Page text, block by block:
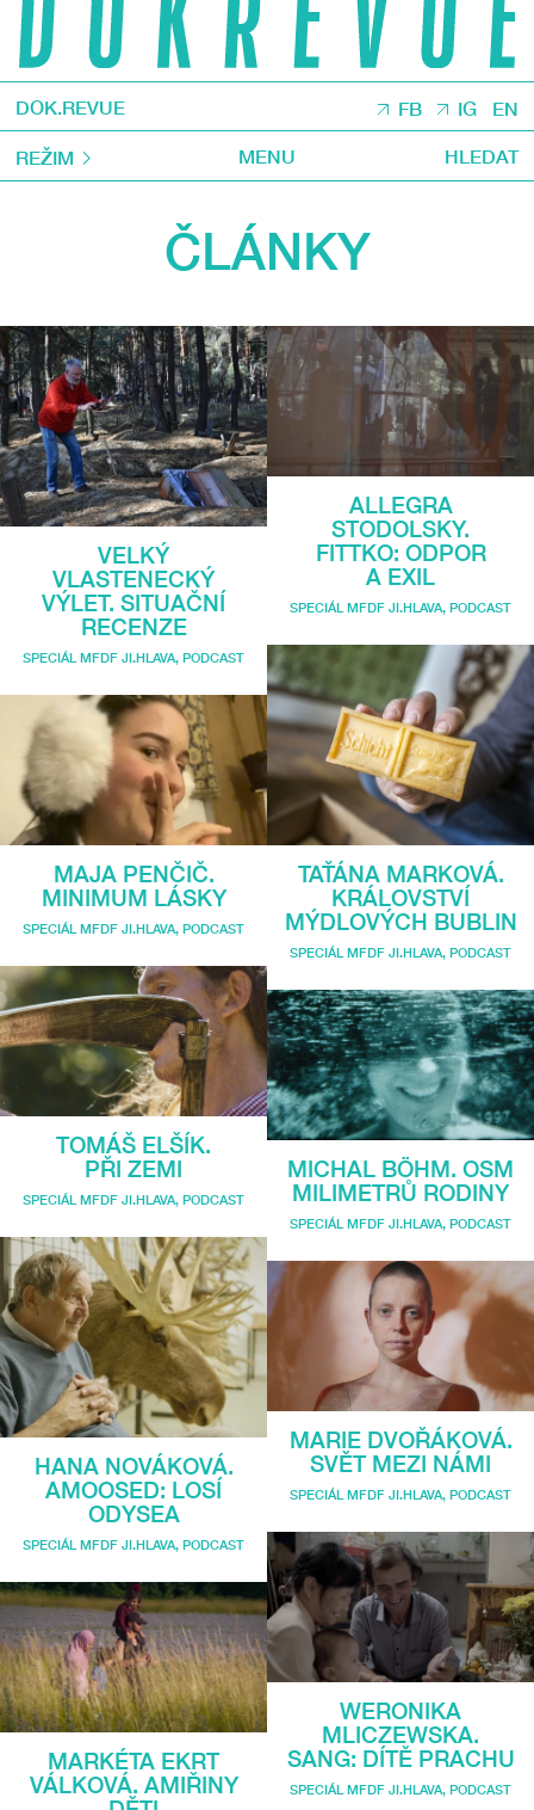
DOK.REVUE FB IG EN
REŽIM MENU HLEDAT
ČLÁNKY
VELKÝ
VLASTENECKÝ
VÝLET. SITUAČNÍ
RECENZE
SPECIÁL MFDF JI.HLAVA, PODCAST
MAJA PENČIČ.
MINIMUM LÁSKY
SPECIÁL MFDF JI.HLAVA, PODCAST
TOMÁŠ ELŠÍK.
PŘI ZEMI
SPECIÁL MFDF JI.HLAVA, PODCAST
HANA NOVÁKOVÁ.
AMOOSED: LOSÍ
ODYSEA
SPECIÁL MFDF JI.HLAVA, PODCAST
MARKÉTA EKRT
VÁLKOVÁ. AMIŘINY
ALLEGRA
STODOLSKY.
FITTKO: ODPOR
A EXIL
SPECIÁL MFDF JI.HLAVA, PODCAST
TAŤÁNA MARKOVÁ.
KRÁLOVSTVÍ
MÝDLOVÝCH BUBLIN
SPECIÁL MFDF JI.HLAVA, PODCAST
MICHAL BÖHM. OSM
MILIMETRŮ RODINY
SPECIÁL MFDF JI.HLAVA, PODCAST
MARIE DVOŘÁKOVÁ.
SVĚT MEZI NÁMI
SPECIÁL MFDF JI.HLAVA, PODCAST
WERONIKA
MLICZEWSKA.
SANG: DÍTĚ PRACHU
SPECIÁL MFDF JI.HLAVA, PODCAST